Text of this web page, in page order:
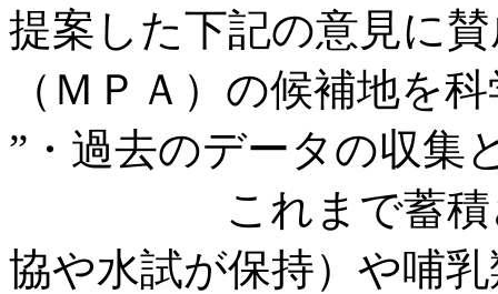
提案した下記の意見に
（ＭＰＡ）の候補地を
”・過去のデータの収集
これまで蓄積され
協や水試が保持）や哺